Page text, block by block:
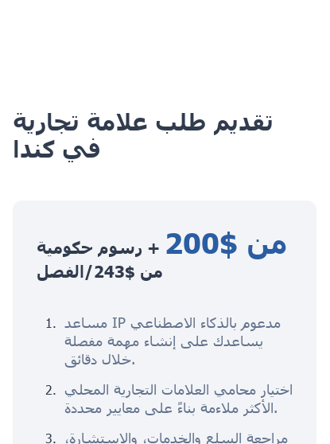
تقديم طلب علامة تجارية
في كندا
من $200
+ رسوم حكومية
من $243/الفصل
مساعد IP مدعوم بالذكاء الاصطناعي
يساعدك على إنشاء مهمة مفصلة
خلال دقائق.
اختيار محامي العلامات التجارية المحلي
الأكثر ملاءمة بناءً على معايير محددة.
مراجعة السلع والخدمات، والاستشارة،